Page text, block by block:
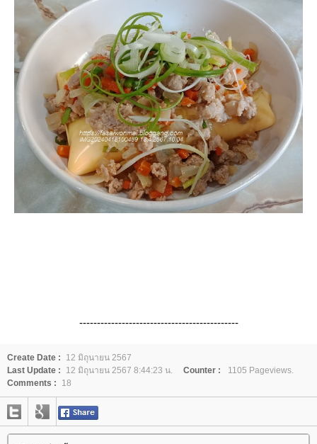
---------------------------------------------
Create Date :
12 มิถุนายน 2567
Last Update :
12 มิถุนายน 2567 8:44:23 น. Counter :
1105 Pageviews.
Comments :
18